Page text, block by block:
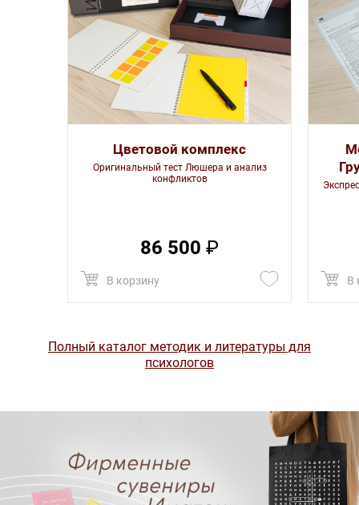
Цветовой комплекс
Оригинальный тест Люшера и анализ
конфликтов
86 500 ₽
В корзину В
Полный каталог методик и литературы для
психологов